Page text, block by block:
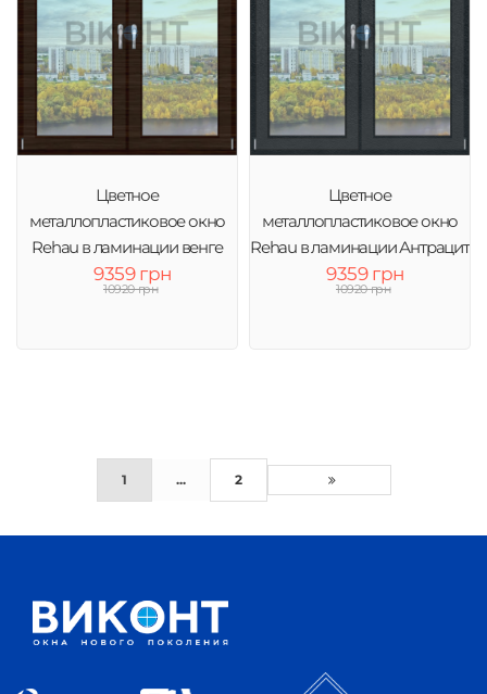
Цветное
металлопластиковое окно
Rehau в ламинации венге
тонировка зеркало
9359 грн
10920 грн
Цветное
металлопластиковое окно
Rehau в ламинации Антрацит
тонировка зеркало
9359 грн
10920 грн
1 ... 2